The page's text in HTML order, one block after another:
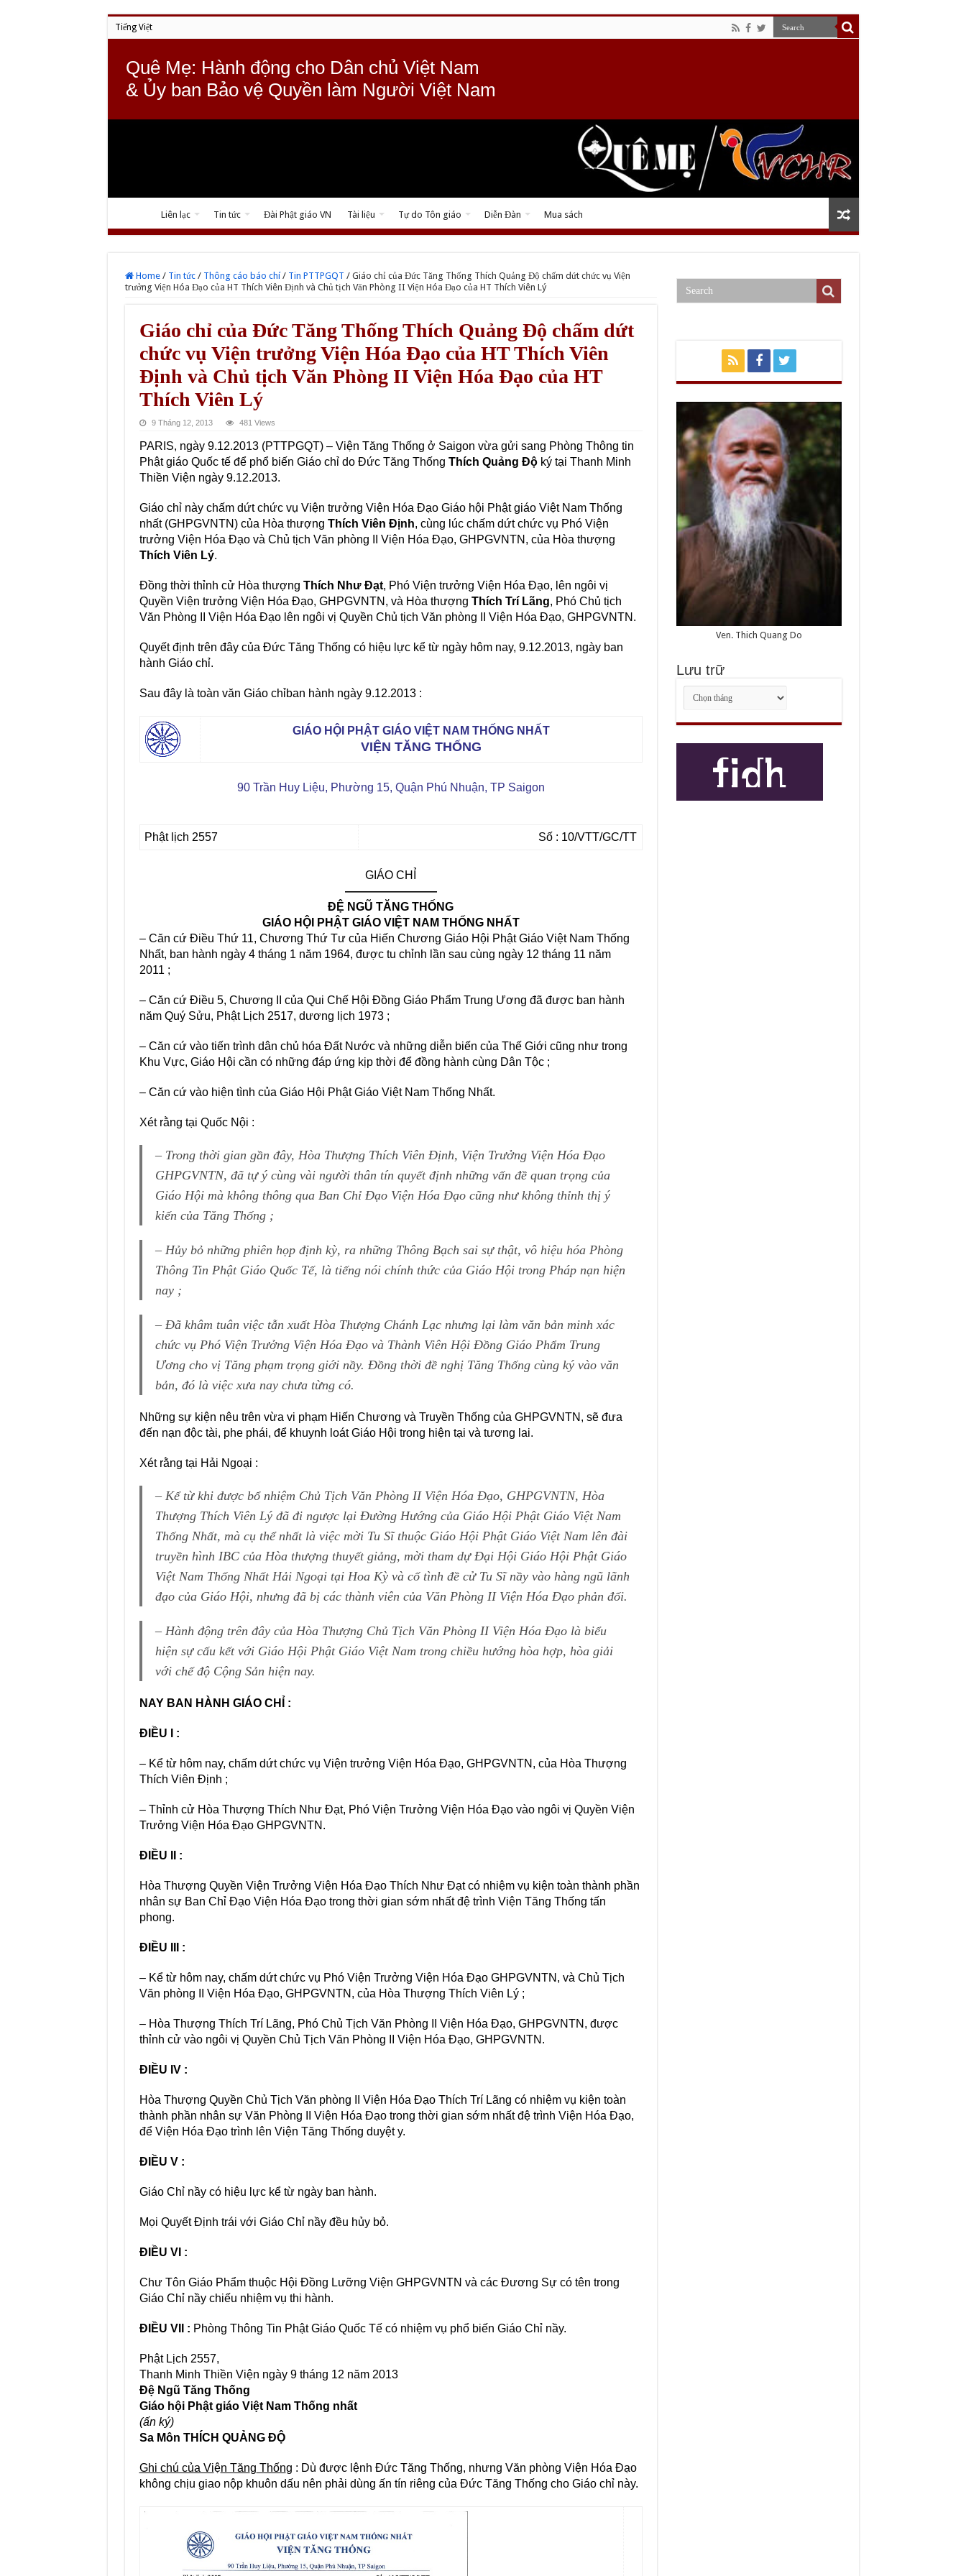
Tiếng Việt
Quê Mẹ: Hành động cho Dân chủ Việt Nam
& Ủy ban Bảo vệ Quyền làm Người Việt Nam
Liên lạc Tin tức Đài Phật giáo VN Tài liệu Tự do Tôn giáo Diễn Đàn Mua sách
Home / Tin tức / Thông cáo báo chí / Tin PTTPGQT / Giáo chỉ của Đức Tăng Thống Thích Quảng Độ chấm dứt chức vụ Viện
trưởng Viện Hóa Đạo của HT Thích Viên Định và Chủ tịch Văn Phòng II Viện Hóa Đạo của HT Thích Viên Lý
Giáo chỉ của Đức Tăng Thống Thích Quảng Độ chấm dứt
chức vụ Viện trưởng Viện Hóa Đạo của HT Thích Viên
Định và Chủ tịch Văn Phòng II Viện Hóa Đạo của HT
Thích Viên Lý
9 Tháng 12, 2013 481 Views
PARIS, ngày 9.12.2013 (PTTPGQT) – Viện Tăng Thống ở Saigon vừa gửi sang Phòng Thông tin
Phật giáo Quốc tế để phổ biến Giáo chỉ do Đức Tăng Thống Thích Quảng Độký tại Thanh Minh
Thiền Viện ngày 9.12.2013.
Giáo chỉ này chấm dứt chức vụ Viện trưởng Viện Hóa Đạo Giáo hội Phật giáo Việt Nam Thống
nhất (GHPGVNTN) của Hòa thượng Thích Viên Định, cùng lúc chấm dứt chức vụ Phó Viện
trưởng Viện Hóa Đạo và Chủ tịch Văn phòng II Viện Hóa Đạo, GHPGVNTN, của Hòa thượng
Thích Viên Lý.
Đồng thời thỉnh cử Hòa thượng Thích Như Đạt, Phó Viện trưởng Viện Hóa Đạo, lên ngôi vị
Quyền Viện trưởng Viện Hóa Đạo, GHPGVNTN, và Hòa thượng Thích Trí Lãng, Phó Chủ tịch
Văn Phòng II Viện Hóa Đạo lên ngôi vị Quyền Chủ tịch Văn phòng II Viện Hóa Đạo, GHPGVNTN.
Quyết định trên đây của Đức Tăng Thống có hiệu lực kể từ ngày hôm nay, 9.12.2013, ngày ban
hành Giáo chỉ.
Sau đây là toàn văn Giáo chỉban hành ngày 9.12.2013 :
GIÁO HỘI PHẬT GIÁO VIỆT NAM THỐNG NHẤT
VIỆN TĂNG THỐNG
90 Trần Huy Liệu, Phường 15, Quận Phú Nhuận, TP Saigon
Phật lịch 2557 Số : 10/VTT/GC/TT
GIÁO CHỈ
————————
ĐỆ NGŨ TĂNG THỐNG
GIÁO HỘI PHẬT GIÁO VIỆT NAM THỐNG NHẤT
– Căn cứ Điều Thứ 11, Chương Thứ Tư của Hiến Chương Giáo Hội Phật Giáo Việt Nam Thống
Nhất, ban hành ngày 4 tháng 1 năm 1964, được tu chỉnh lần sau cùng ngày 12 tháng 11 năm
2011 ;
– Căn cứ Điều 5, Chương II của Qui Chế Hội Đồng Giáo Phẩm Trung Ương đã được ban hành
năm Quý Sửu, Phật Lịch 2517, dương lịch 1973 ;
– Căn cứ vào tiến trình dân chủ hóa Đất Nước và những diễn biến của Thế Giới cũng như trong
Khu Vực, Giáo Hội cần có những đáp ứng kịp thời để đồng hành cùng Dân Tộc ;
– Căn cứ vào hiện tình của Giáo Hội Phật Giáo Việt Nam Thống Nhất.
Xét rằng tại Quốc Nội :
– Trong thời gian gần đây, Hòa Thượng Thích Viên Định, Viện Trưởng Viện Hóa Đạo
GHPGVNTN, đã tự ý cùng vài người thân tín quyết định những vấn đề quan trọng của
Giáo Hội mà không thông qua Ban Chỉ Đạo Viện Hóa Đạo cũng như không thỉnh thị ý
kiến của Tăng Thống ;
– Hủy bỏ những phiên họp định kỳ, ra những Thông Bạch sai sự thật, vô hiệu hóa Phòng
Thông Tin Phật Giáo Quốc Tế, là tiếng nói chính thức của Giáo Hội trong Pháp nạn hiện
nay ;
– Đã khâm tuân việc tẫn xuất Hòa Thượng Chánh Lạc nhưng lại làm văn bản minh xác
chức vụ Phó Viện Trưởng Viện Hóa Đạo và Thành Viên Hội Đồng Giáo Phẩm Trung
Ương cho vị Tăng phạm trọng giới nầy. Đồng thời đề nghị Tăng Thống cùng ký vào văn
bản, đó là việc xưa nay chưa từng có.
Những sự kiện nêu trên vừa vi phạm Hiến Chương và Truyền Thống của GHPGVNTN, sẽ đưa
đến nạn độc tài, phe phái, để khuynh loát Giáo Hội trong hiện tại và tương lai.
Xét rằng tại Hải Ngoại :
– Kể từ khi được bổ nhiệm Chủ Tịch Văn Phòng II Viện Hóa Đạo, GHPGVNTN, Hòa
Thượng Thích Viên Lý đã đi ngược lại Đường Hướng của Giáo Hội Phật Giáo Việt Nam
Thống Nhất, mà cụ thể nhất là việc mời Tu Sĩ thuộc Giáo Hội Phật Giáo Việt Nam lên đài
truyền hình IBC của Hòa thượng thuyết giảng, mời tham dự Đại Hội Giáo Hội Phật Giáo
Việt Nam Thống Nhất Hải Ngoại tại Hoa Kỳ và cố tình đề cử Tu Sĩ nầy vào hàng ngũ lãnh
đạo của Giáo Hội, nhưng đã bị các thành viên của Văn Phòng II Viện Hóa Đạo phản đối.
– Hành động trên đây của Hòa Thượng Chủ Tịch Văn Phòng II Viện Hóa Đạo là biểu
hiện sự cấu kết với Giáo Hội Phật Giáo Việt Nam trong chiều hướng hòa hợp, hòa giải
với chế độ Cộng Sản hiện nay.
NAY BAN HÀNH GIÁO CHỈ :
ĐIỀU I :
– Kể từ hôm nay, chấm dứt chức vụ Viện trưởng Viện Hóa Đạo, GHPGVNTN, của Hòa Thượng
Thích Viên Định ;
– Thỉnh cử Hòa Thượng Thích Như Đạt, Phó Viện Trưởng Viện Hóa Đạo vào ngôi vị Quyền Viện
Trưởng Viện Hóa Đạo GHPGVNTN.
ĐIỀU II :
Hòa Thượng Quyền Viện Trưởng Viện Hóa Đạo Thích Như Đạt có nhiệm vụ kiện toàn thành phần
nhân sự Ban Chỉ Đạo Viện Hóa Đạo trong thời gian sớm nhất đệ trình Viện Tăng Thống tấn
phong.
ĐIỀU III :
– Kể từ hôm nay, chấm dứt chức vụ Phó Viện Trưởng Viện Hóa Đạo GHPGVNTN, và Chủ Tịch
Văn phòng II Viện Hóa Đạo, GHPGVNTN, của Hòa Thượng Thích Viên Lý ;
– Hòa Thượng Thích Trí Lãng, Phó Chủ Tịch Văn Phòng II Viện Hóa Đạo, GHPGVNTN, được
thỉnh cử vào ngôi vị Quyền Chủ Tịch Văn Phòng II Viện Hóa Đạo, GHPGVNTN.
ĐIỀU IV :
Hòa Thượng Quyền Chủ Tịch Văn phòng II Viện Hóa Đạo Thích Trí Lãng có nhiệm vụ kiện toàn
thành phần nhân sự Văn Phòng II Viện Hóa Đạo trong thời gian sớm nhất đệ trình Viện Hóa Đạo,
để Viện Hóa Đạo trình lên Viện Tăng Thống duyệt y.
ĐIỀU V :
Giáo Chỉ nầy có hiệu lực kể từ ngày ban hành.
Mọi Quyết Định trái với Giáo Chỉ nầy đều hủy bỏ.
ĐIỀU VI :
Chư Tôn Giáo Phẩm thuộc Hội Đồng Lưỡng Viện GHPGVNTN và các Đương Sự có tên trong
Giáo Chỉ nầy chiếu nhiệm vụ thi hành.
ĐIỀU VII : Phòng Thông Tin Phật Giáo Quốc Tế có nhiệm vụ phổ biến Giáo Chỉ nầy.
Phật Lịch 2557,
Thanh Minh Thiền Viện ngày 9 tháng 12 năm 2013
Đệ Ngũ Tăng Thống
Giáo hội Phật giáo Việt Nam Thống nhất
(ấn ký)
Sa Môn THÍCH QUẢNG ĐỘ
Ghi chú của Viện Tăng Thống : Dù được lệnh Đức Tăng Thống, nhưng Văn phòng Viện Hóa Đạo
không chịu giao nộp khuôn dấu nên phải dùng ấn tín riêng của Đức Tăng Thống cho Giáo chỉ này.
Ven. Thich Quang Do
Lưu trữ
Lưu
trữ